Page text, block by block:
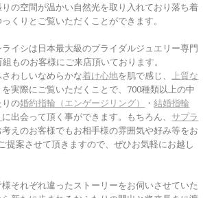
の空間が温かい自然光を取り入れており落ち着
くりとご覧いただくことができます。
イシは日本最大級のブライダルジュエリー専門
ものお客様にご来店頂いております。
わしいなめらかな着け心地を肌で感じ、
上質な
実際にご覧いただくことで、700種類以上の中
の婚約指輪（エンゲージリング） ・結婚指輪
に出会って頂く事ができます。もちろん、 サプラ
考えのお客様でもお相手様の雰囲気や好み等をお
提案させて頂きますので、ぜひお気軽にお越し
それぞれ違ったストーリーをお伺いさせていた